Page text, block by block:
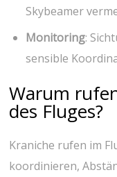
⁣Skybeamer
Monitoring:
sensible
Warum
des Fluges?
Kraniche ⁣rufen im
koordinieren,